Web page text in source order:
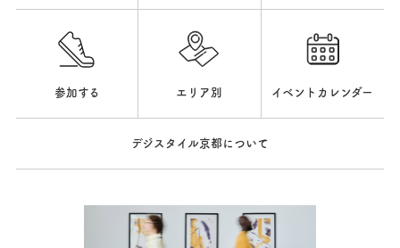
参加する エリア別 イベントカレンダー
デジスタイル京都について